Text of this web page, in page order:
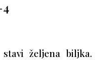
željena biljka.